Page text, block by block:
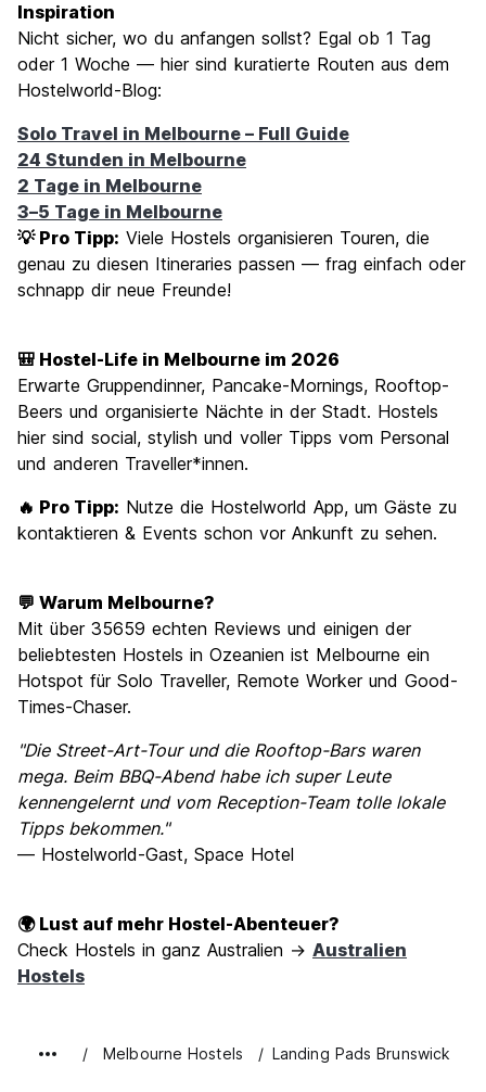
Inspiration
Nicht sicher, wo du anfangen sollst? Egal ob 1 Tag
oder 1 Woche — hier sind kuratierte Routen aus dem
Hostelworld-Blog:
Solo Travel in Melbourne – Full Guide
24 Stunden in Melbourne
2 Tage in Melbourne
3–5 Tage in Melbourne
💡 Pro Tipp: Viele Hostels organisieren Touren, die
genau zu diesen Itineraries passen — frag einfach oder
schnapp dir neue Freunde!
🎒 Hostel-Life in Melbourne im 2026
Erwarte Gruppendinner, Pancake-Mornings, Rooftop-
Beers und organisierte Nächte in der Stadt. Hostels
hier sind social, stylish und voller Tipps vom Personal
und anderen Traveller*innen.
🔥 Pro Tipp: Nutze die Hostelworld App, um Gäste zu
kontaktieren & Events schon vor Ankunft zu sehen.
💬 Warum Melbourne?
Mit über 35659 echten Reviews und einigen der
beliebtesten Hostels in Ozeanien ist Melbourne ein
Hotspot für Solo Traveller, Remote Worker und Good-
Times-Chaser.
"Die Street-Art-Tour und die Rooftop-Bars waren
mega. Beim BBQ-Abend habe ich super Leute
kennengelernt und vom Reception-Team tolle lokale
Tipps bekommen."
— Hostelworld-Gast, Space Hotel
🌍 Lust auf mehr Hostel-Abenteuer?
Check Hostels in ganz Australien → Australien
Hostels
Melbourne Hostels Landing Pads Brunswick